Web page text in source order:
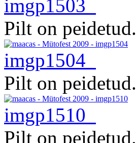
imgp1503
Pilt on peidetud.
imgp1504
Pilt on peidetud.
imgp1510
Pilt on peidetud.